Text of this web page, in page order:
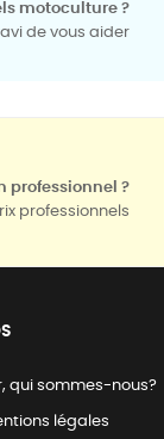
motoculture ?
de vous aider
professionnel ?
professionnels
qui sommes-nous?
légales